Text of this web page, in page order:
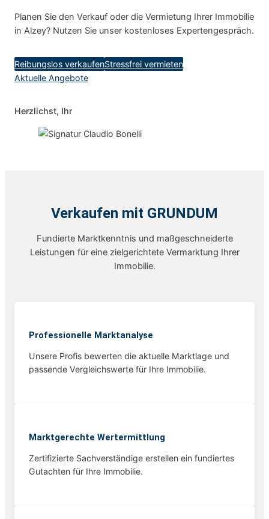
Planen Sie den Verkauf oder die Vermietung Ihrer Immobilie
in Alzey? Nutzen Sie unser kostenloses Expertengespräch.
Reibungslos verkaufenStressfrei vermieten
Aktuelle Angebote
Herzlichst, Ihr
Verkaufen mit GRUNDUM
Fundierte Marktkenntnis und maßgeschneiderte
Leistungen für eine zielgerichtete Vermarktung Ihrer
Immobilie.
Professionelle Marktanalyse
Unsere Profis bewerten die aktuelle Marktlage und
passende Vergleichswerte für Ihre Immobilie.
Marktgerechte Wertermittlung
Zertifizierte Sachverständige erstellen ein fundiertes
Gutachten für Ihre Immobilie.